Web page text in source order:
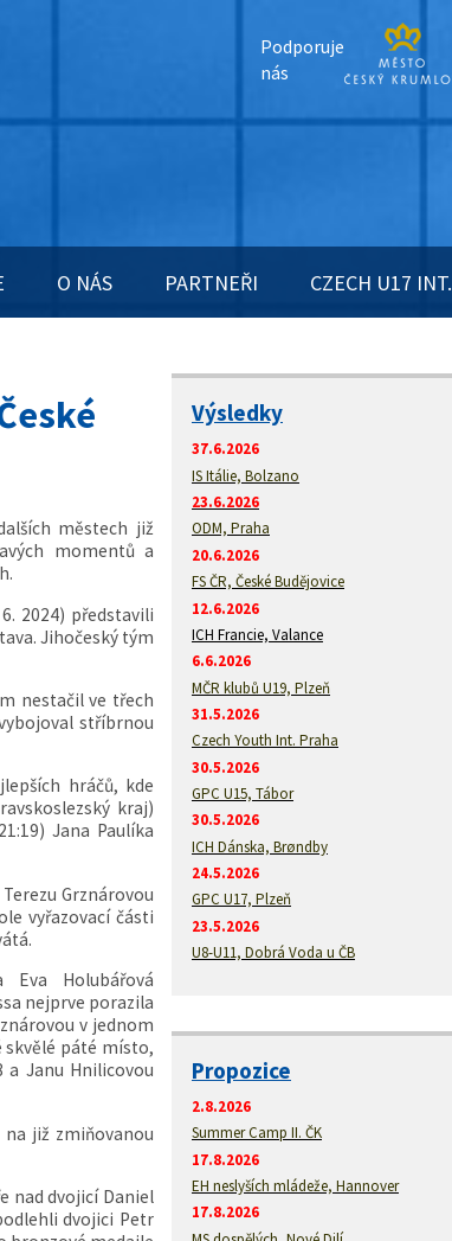
Podporuje
nás
O NÁS PARTNEŘI CZECH U17 INT.
městech již
momentů a
2024) představili
Jihočeský tým
nestačil ve třech
stříbrnou
hráčů, kde
kraj)
Jana Paulíka
Grznárovou
vyřazovací části
Holubářová
nejprve porazila
v jednom
skvělé páté místo,
a Janu Hnilicovou
již zmiňovanou
nad dvojicí Daniel
dvojici Petr
Výsledky
37.6.2026
IS Itálie, Bolzano
23.6.2026
ODM, Praha
20.6.2026
FS ČR, České Budějovice
12.6.2026
ICH Francie, Valance
6.6.2026
MČR klubů U19, Plzeň
31.5.2026
Czech Youth Int. Praha
30.5.2026
GPC U15, Tábor
30.5.2026
ICH Dánska, Brøndby
24.5.2026
GPC U17, Plzeň
23.5.2026
U8-U11, Dobrá Voda u ČB
Propozice
2.8.2026
Summer Camp II. ČK
17.8.2026
EH neslyších mládeže, Hannover
17.8.2026